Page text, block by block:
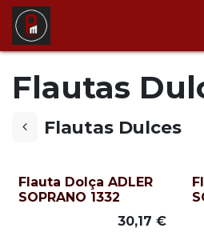
Ir al contenido
Flautas
Flautas Dulces
Flauta Dolça ADLER
SOPRANO 1332
30,17 €